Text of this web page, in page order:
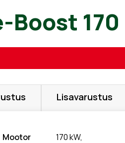
e-Boost
Lisavarustus
Mootor
170 kW,